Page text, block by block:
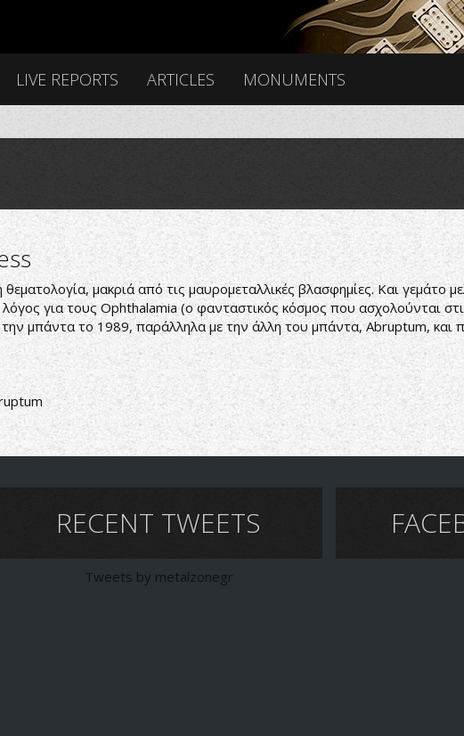
LIVE REPORTS ARTICLES MONUMENTS
μακριά από τις μαυρομεταλλικές βλασφημίες. Και γεμάτο
για τους Ophthalamia (ο φανταστικός κόσμος που ασχολούνται
μπάντα το 1989, παράλληλα με την άλλη του μπάντα, Abruptum, και
RECENT TWEETS
Tweets by metalzonegr